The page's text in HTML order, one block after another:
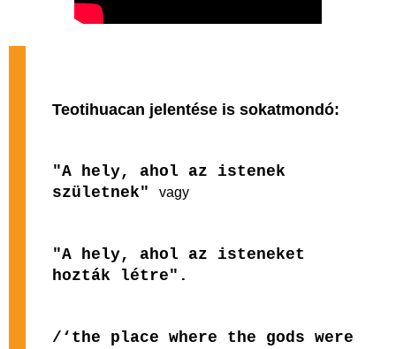
Teotihuacan jelentése is sokatmondó:
"A hely, ahol az istenek
születnek" vagy
"A hely, ahol az isteneket
hozták létre".
/‘the place where the gods were